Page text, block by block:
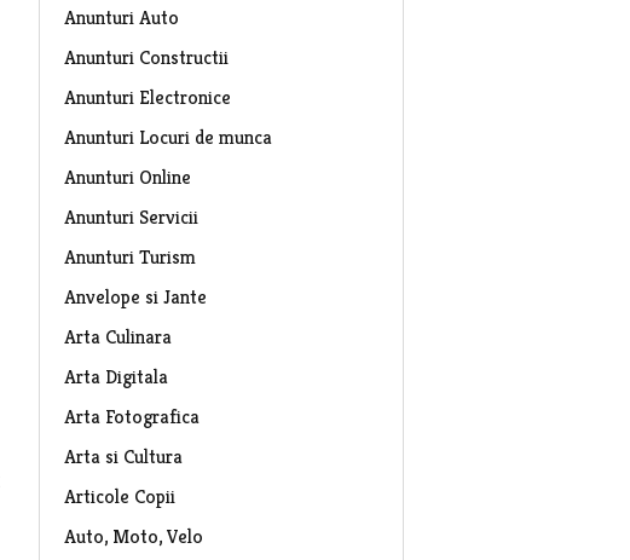
Anunturi Auto
Anunturi Constructii
Anunturi Electronice
Anunturi Locuri de munca
Anunturi Online
Anunturi Servicii
Anunturi Turism
Anvelope si Jante
Arta Culinara
Arta Digitala
Arta Fotografica
Arta si Cultura
Articole Copii
Auto, Moto, Velo